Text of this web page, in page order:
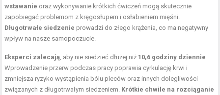
wstawanie oraz wykonywanie krótkich ćwiczeń mogą skutecznie
zapobiegać problemom z kręgosłupem i osłabieniem mięśni.
Długotrwałe siedzenie prowadzi do złego krążenia, co ma negatywny
wpływ na nasze samopoczucie.
Eksperci zalecają, aby nie siedzieć dłużej niż 10,6 godziny dziennie.
Wprowadzenie przerw podczas pracy poprawia cyrkulację krwi i
zmniejsza ryzyko wystąpienia bólu pleców oraz innych dolegliwości
związanych z długotrwałym siedzeniem. Krótkie chwile na rozciąganie